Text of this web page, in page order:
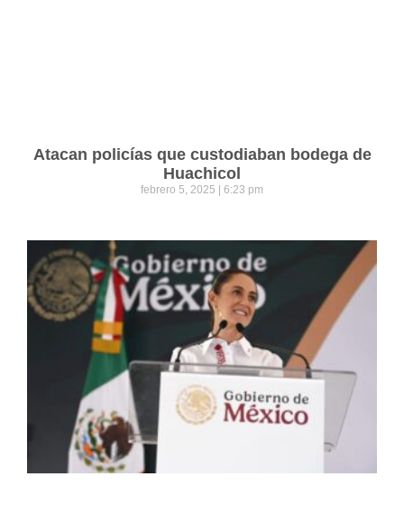
Atacan policías que custodiaban bodega de
Huachicol
febrero 5, 2025 6:23 pm